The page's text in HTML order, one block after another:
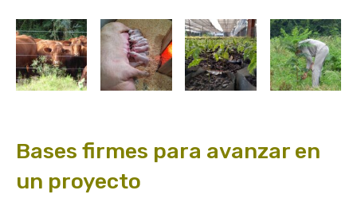
Bases firmes para avanzar en
un proyecto